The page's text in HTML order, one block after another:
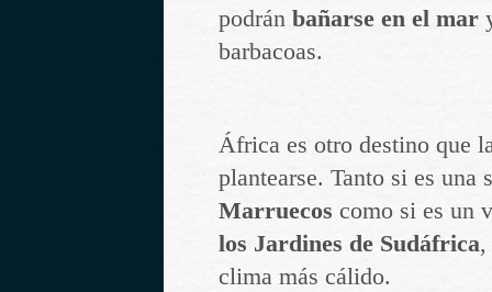
podrán bañarse en el mar
barbacoas.
África es otro destino que
plantearse. Tanto si es una
Marruecos como si es un
los Jardines de Sudáfrica,
clima más cálido.